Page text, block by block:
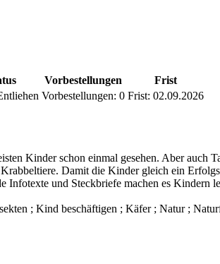
Vorbestellungen
Frist
Vorbestellungen: 0 Frist: 02.09.2026
Kinder schon einmal gesehen. Aber auch
Damit die Kinder gleich ein
und Steckbriefe machen es Kindern
; Kind beschäftigen ; Käfer ; Natur ;